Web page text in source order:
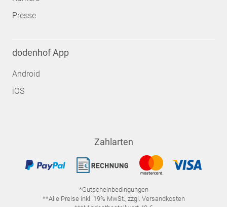
Presse
dodenhof App
Android
iOS
Zahlarten
*Gutscheinbedingungen
**Alle Preise inkl. 19% MwSt., zzgl. Versandkosten